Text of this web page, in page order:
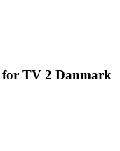
for TV 2 Danmark